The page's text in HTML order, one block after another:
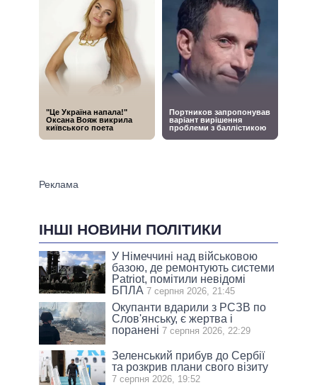
ІНШІ НОВИНИ ПОЛІТИКИ
У Німеччині над військовою
базою, де ремонтують системи
Patriot, помітили невідомі
БПЛА 7 серпня 2026, 21:45
Окупанти вдарили з РСЗВ по
Слов'янську, є жертва і
поранені 7 серпня 2026, 22:29
Зеленський прибув до Сербії
та розкрив плани свого візиту
7 серпня 2026, 19:52